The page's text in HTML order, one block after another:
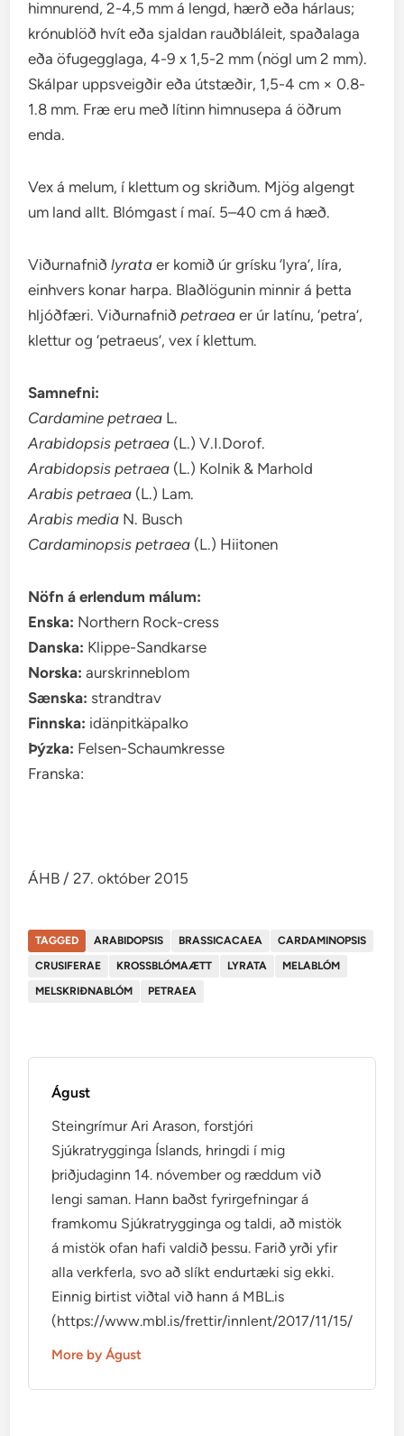
himnurend, 2-4,5 mm á lengd, hærð eða hárlaus;
krónublöð hvít eða sjaldan rauðbláleit, spaðalaga
eða öfugegglaga, 4-9 x 1,5-2 mm (nögl um 2 mm).
Skálpar uppsveigðir eða útstæðir, 1,5-4 cm × 0.8-
1.8 mm. Fræ eru með lítinn himnusepa á öðrum
enda.
Vex á melum, í klettum og skriðum. Mjög algengt
um land allt. Blómgast í maí. 5–40 cm á hæð.
Viðurnafniðlyrata er komið úr grísku ‘lyra’, líra,
einhvers konar harpa. Blaðlögunin minnir á þetta
hljóðfæri. Viðurnafniðpetraea er úr latínu, ‘petra’,
klettur og ‘petraeus’, vex í klettum.
Samnefni:
Cardamine petraea L.
Arabidopsis petraea (L.) V.I.Dorof.
Arabidopsis petraea (L.) Kolnik & Marhold
Arabis petraea (L.) Lam.
Arabis media N. Busch
Cardaminopsis petraea (L.) Hiitonen
Nöfn á erlendum málum:
Enska: Northern Rock-cress
Danska: Klippe-Sandkarse
Norska: aurskrinneblom
Sænska: strandtrav
Finnska: idänpitkäpalko
Þýzka: Felsen-Schaumkresse
Franska:
ÁHB / 27. október 2015
TAGGED ARABIDOPSIS BRASSICACAEA
CARDAMINOPSIS
CRUSIFERAE
KROSSBLÓMAÆTT LYRATA
MELABLÓM
MELSKRIÐNABLÓM
PETRAEA
Águst
Steingrímur Ari Arason, forstjóri
Sjúkratrygginga Íslands, hringdi í mig
þriðjudaginn 14. nóvember og ræddum við
lengi saman. Hann baðst fyrirgefningar á
framkomu Sjúkratrygginga og taldi, að mistök
á mistök ofan hafi valdið þessu. Farið yrði yfir
alla verkferla, svo að slíkt endurtæki sig ekki.
Einnig birtist viðtal við hann á MBL.is
(https://www.mbl.is/frettir/innlent/2017/11/15/
More by Águst